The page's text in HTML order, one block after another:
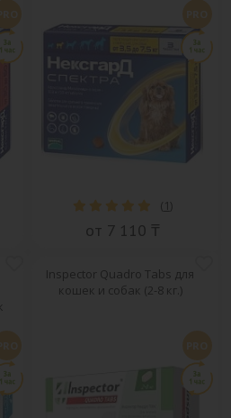
( 1)
от 7 110 ₸
Inspector Quadro Tabs для
кошек и собак (2-8 кг.)